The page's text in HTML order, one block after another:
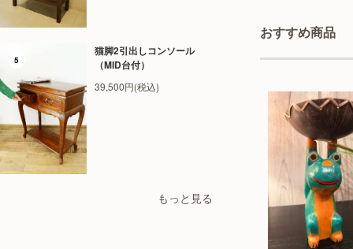
5
猫脚2引出しコンソール
（MID台付）
39,500円(税込)
もっと見る
おすすめ商品